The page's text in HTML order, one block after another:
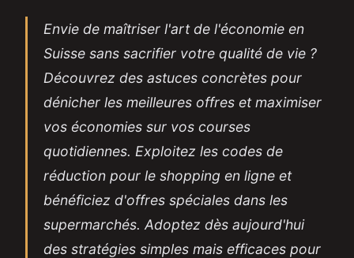
Envie de maîtriser l'art de l'économie en
Suisse sans sacrifier votre qualité de vie ?
Découvrez des astuces concrètes pour
dénicher les meilleures offres et maximiser
vos économies sur vos courses
quotidiennes. Exploitez les codes de
réduction pour le shopping en ligne et
bénéficiez d'offres spéciales dans les
supermarchés. Adoptez dès aujourd'hui
des stratégies simples mais efficaces pour